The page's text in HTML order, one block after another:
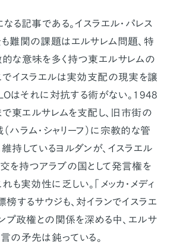
る記事である。イスラエル・パレス
難関の課題はエルサレム問題、特
な意味を多く持つ東エルサレムの
でイスラエルは実効支配の現実を譲
はそれに対抗する術がない。1948
東エルサレムを支配し、旧市街の
ハラム・シャリーフ）に宗教的な管
持しているヨルダンが、イスラエル
を持つアラブの国として発言権を
も実効性に乏しい。「メッカ・メディ
榜するサウジも、対イランでイスラエ
ンプ政権との関係を深める中、エルサ
の矛先は鈍っている。